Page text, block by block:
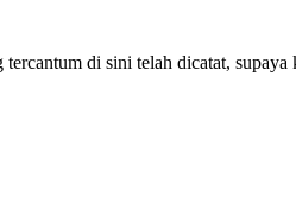
tercantum di sini telah dicatat, supaya